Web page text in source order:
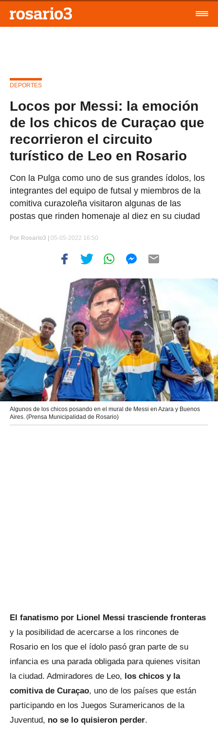
DEPORTES
Locos por Messi: la emoción
de los chicos de Curaçao que
recorrieron el circuito
turístico de Leo en Rosario
Con la Pulga como uno de sus grandes ídolos, los
integrantes del equipo de futsal y miembros de la
comitiva curazoleña visitaron algunas de las
postas que rinden homenaje al diez en su ciudad
Por Rosario3 | 05-05-2022 16:50
Algunos de los chicos posando en el mural de Messi en Azara y Buenos
Aires. (Prensa Municipalidad de Rosario)
El fanatismo por Lionel Messi trasciende fronteras
y la posibilidad de acercarse a los rincones de
Rosario en los que el ídolo pasó gran parte de su
infancia es una parada obligada para quienes visitan
la ciudad. Admiradores de Leo, los chicos y la
comitiva de Curaçao, uno de los países que están
participando en los Juegos Suramericanos de la
Juventud, no se lo quisieron perder.